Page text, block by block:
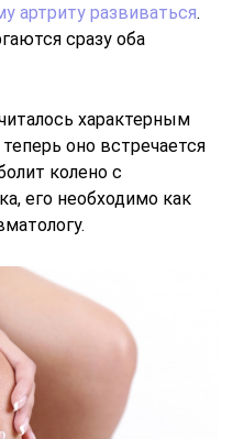
артриту развиваться.
сразу оба
характерным
оно встречается
колено с
его необходимо как